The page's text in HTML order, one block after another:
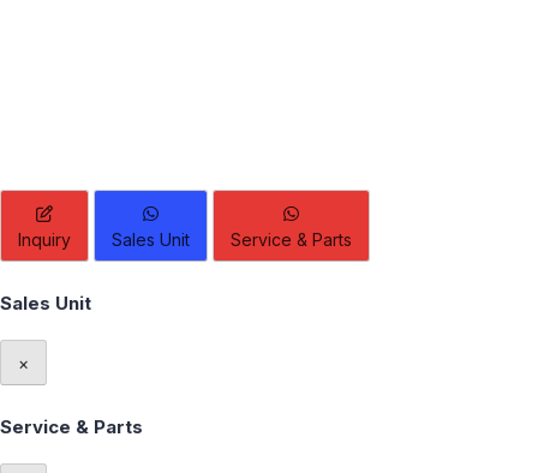
Inquiry Sales Unit Service & Parts
Sales Unit
×
Service & Parts